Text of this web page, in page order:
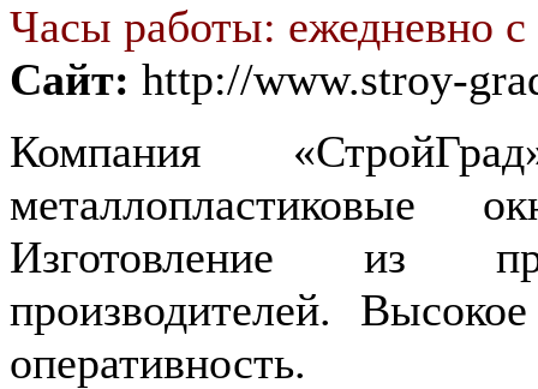
Часы работы: ежедневно
Сайт: http://www.stroy-
Компания
Изготовление из
производителей.
оперативность.